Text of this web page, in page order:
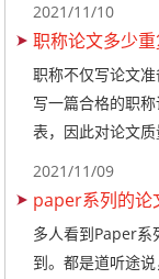
2021/11/10
职称论文多少重
职称不仅写论文
写一篇合格的职
表，因此对论文
2021/11/09
paper系列的论
多人看到Paper系
到。都是道听途